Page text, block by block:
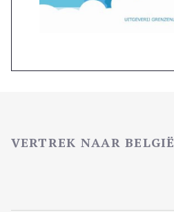
VERTREK NAAR BELGIË